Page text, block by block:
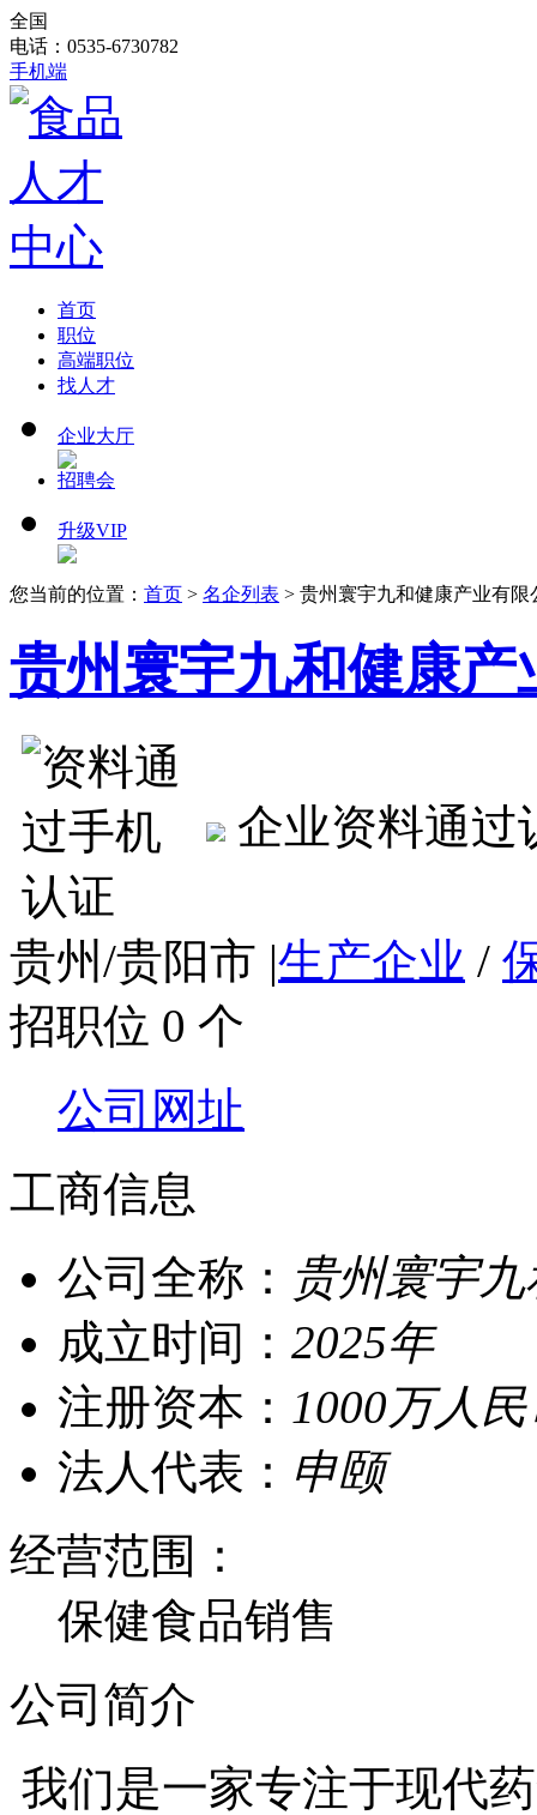
全国
电话：0535-6730782
手机端
首页
职位
高端职位
找人才
企业大厅
招聘会
升级VIP
您当前的位置： 首页 > 名企列表 > 贵州寰宇九和健康产业有限
贵州寰宇九和健康产
企业资料通过
贵州/贵阳市 |生产企业 /
招职位 0 个
公司网址
工商信息
公司全称： 贵州寰宇
成立时间： 2025年
注册资本： 1000万人
法人代表： 申颐
经营范围：
保健食品销售
公司简介
我们是一家专注于现代